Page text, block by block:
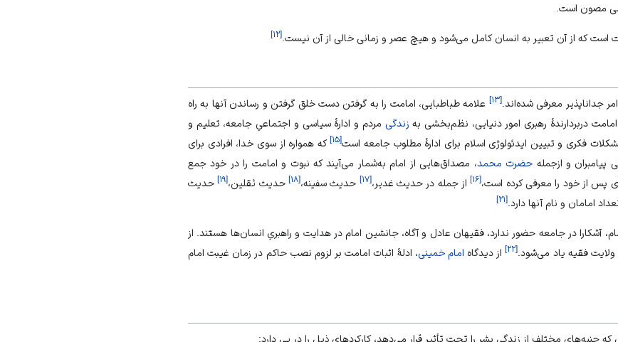
مصون است.
است که از آن تعبیر به انسان کامل می‌شود و هیچ عصر و زمانی خالی از آن نیست.[۱۲]
جداناپذیر معرفی شده‌اند.[۱۳] علامه طباطبایی، امامت را به گرفتن دست خلق گرفتن و رساندن آنها به راه
دربردارندهٔ رهبری امور دنیایی، نظم‌بخشی به زندگی مردم و ادارهٔ سیاسی و اجتماعیِ جامعه، تعلیم و
فکری و تبیین ایدئولوژی اسلام برای ادارهٔ مطلوب جامعه است[۱۵]که همواره از سوی خدا، افرادی برای
و ازجمله حضرت محمد، مصداق‌هایی از امام به‌شمار می‌آیند که نبوت و امامت را در خود جمع
پس از خود را معرفی کرده است،[۱۶]از جمله در حدیث غدیر،[۱۷] حدیث سفینه،[۱۸]حدیث ثقلین،[۱۹] حدیث
امامان و نام آنها دارد.[۲۱]
آشکارا در جامعه حضور ندارد، فقیهان عادل و آگاه، جانشین امام در هدایت و راهبریِ انسان‌ها هستند. از
ولایت فقیه یاد می‌شود.[۲۲]از دیدگاه امام خمینی، ادلهٔ اثبات امامت بر لزوم نصب حاکم در زمان غیبت امام
جنبه‌های مختلف از زندگی بشر را تحت تأثیر قرار می‌دهد، کارکردهای ذیل را در پی دارد: